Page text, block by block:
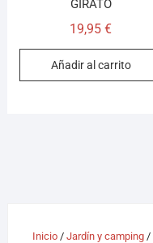
GIRATO
19,95€
Añadir al carrito
Inicio/ Jardín y camping/